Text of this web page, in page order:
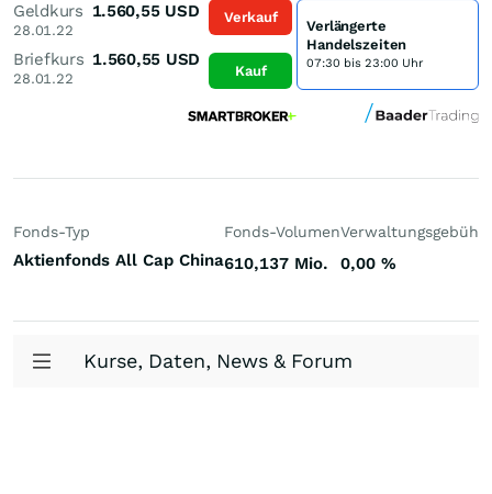
Geldkurs
28.01.22
1.560,55 USD
Briefkurs
28.01.22
1.560,55 USD
Verkauf
Kauf
Verlängerte
Handelszeiten
07:30 bis 23:00 Uhr
Fonds-Typ
Aktienfonds All Cap China
Fonds-Volumen
610,137 Mio.
Verwaltungsgebühr
0,00 %
Kurse, Daten, News & Forum